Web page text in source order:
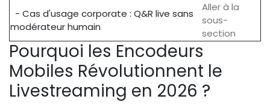
- Cas d'usage corporate : Q&R live sans
modérateur humain
Aller à la
sous-
section
Pourquoi les Encodeurs
Mobiles Révolutionnent le
Livestreaming en 2026 ?